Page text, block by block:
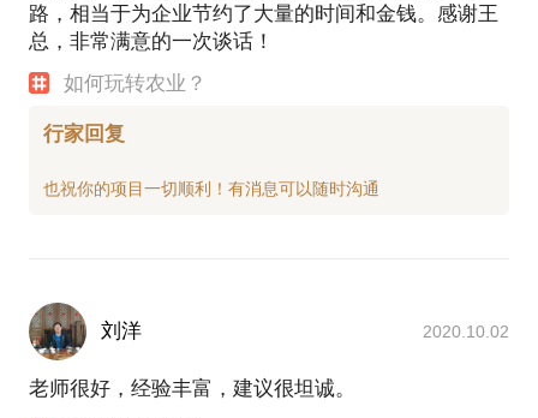
路，相当于为企业节约了大量的时间和金钱。感谢王
总，非常满意的一次谈话！
如何玩转农业？
行家回复
刘洋 2020.10.02
老师很好，经验丰富，建议很坦诚。